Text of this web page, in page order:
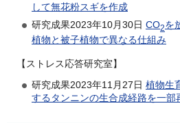
して無花粉スギを作成
研究成果2023年10月30日 CO2を
植物と被子植物で異なる仕組み
【ストレス応答研究室】
研究成果2023年11月27日 植物生
するタンニンの生合成経路を一部